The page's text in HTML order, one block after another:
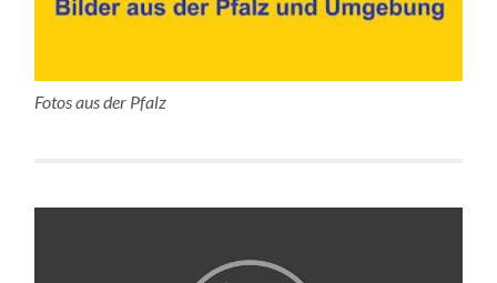
Fotos aus der Pfalz